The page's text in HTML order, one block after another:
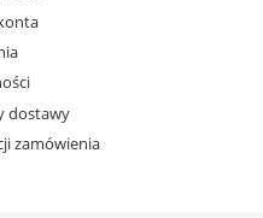
dostawy
zamówienia